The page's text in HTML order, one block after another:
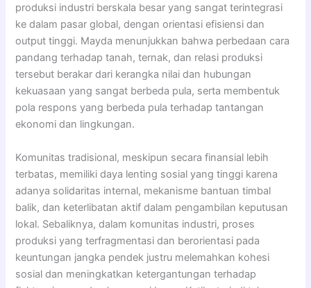
produksi industri berskala besar yang sangat terintegrasi
ke dalam pasar global, dengan orientasi efisiensi dan
output tinggi. Mayda menunjukkan bahwa perbedaan cara
pandang terhadap tanah, ternak, dan relasi produksi
tersebut berakar dari kerangka nilai dan hubungan
kekuasaan yang sangat berbeda pula, serta membentuk
pola respons yang berbeda pula terhadap tantangan
ekonomi dan lingkungan.
Komunitas tradisional, meskipun secara finansial lebih
terbatas, memiliki daya lenting sosial yang tinggi karena
adanya solidaritas internal, mekanisme bantuan timbal
balik, dan keterlibatan aktif dalam pengambilan keputusan
lokal. Sebaliknya, dalam komunitas industri, proses
produksi yang terfragmentasi dan berorientasi pada
keuntungan jangka pendek justru melemahkan kohesi
sosial dan meningkatkan ketergantungan terhadap